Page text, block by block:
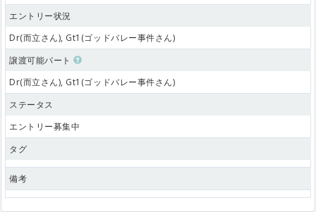
エントリー状況
Dr(而立さん), Gt1(ゴッドバレー事件さん)
譲渡可能パート
Dr(而立さん), Gt1(ゴッドバレー事件さん)
ステータス
エントリー募集中
タグ
備考